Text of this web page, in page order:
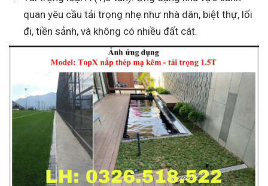
quan yêu cầu tải trọng nhẹ như nhà dân, biệt thự, lối
đi, tiền sảnh, và không có nhiều đất cát.